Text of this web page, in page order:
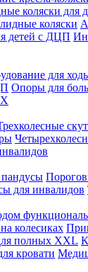
Опоры для